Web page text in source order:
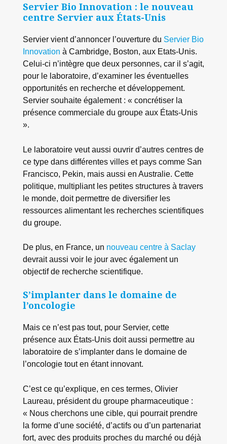
Servier Bio Innovation : le nouveau
centre Servier aux États-Unis
Servier vient d’annoncer l’ouverture du Servier Bio
Innovation à Cambridge, Boston, aux Etats-Unis.
Celui-ci n’intègre que deux personnes, car il s’agit,
pour le laboratoire, d’examiner les éventuelles
opportunités en recherche et développement.
Servier souhaite également : « concrétiser la
présence commerciale du groupe aux États-Unis
».
Le laboratoire veut aussi ouvrir d’autres centres de
ce type dans différentes villes et pays comme San
Francisco, Pekin, mais aussi en Australie. Cette
politique, multipliant les petites structures à travers
le monde, doit permettre de diversifier les
ressources alimentant les recherches scientifiques
du groupe.
De plus, en France, un nouveau centre à Saclay
devrait aussi voir le jour avec également un
objectif de recherche scientifique.
S’implanter dans le domaine de
l’oncologie
Mais ce n’est pas tout, pour Servier, cette
présence aux États-Unis doit aussi permettre au
laboratoire de s’implanter dans le domaine de
l’oncologie tout en étant innovant.
C’est ce qu’explique, en ces termes, Olivier
Laureau, président du groupe pharmaceutique :
« Nous cherchons une cible, qui pourrait prendre
la forme d’une société, d’actifs ou d’un partenariat
fort, avec des produits proches du marché ou déjà